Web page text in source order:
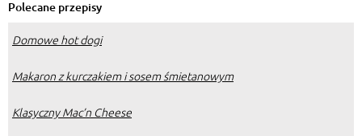
Polecane przepisy
Domowe hot dogi
Makaron z kurczakiem i sosem śmietanowym
Klasyczny Mac’n Cheese